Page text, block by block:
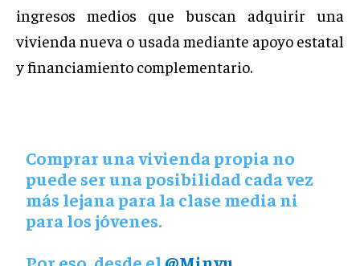
ingresos medios que buscan adquirir una
vivienda nueva o usada mediante apoyo estatal
y financiamiento complementario.
Comprar una vivienda propia no
puede ser una posibilidad cada vez
más lejana para la clase media ni
para los jóvenes.